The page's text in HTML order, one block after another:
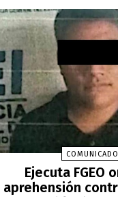
Ejecuta FGEO
aprehensión